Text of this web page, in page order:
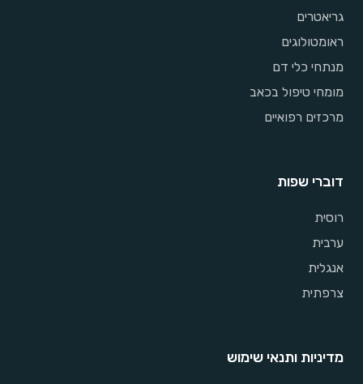
גריאטרים
ראומטולוגים
מנתחי כלי דם
מומחי טיפול בכאב
מרכזים רפואיים
דוברי שפות
רוסית
ערבית
אנגלית
צרפתית
מדיניות ותנאי שימוש